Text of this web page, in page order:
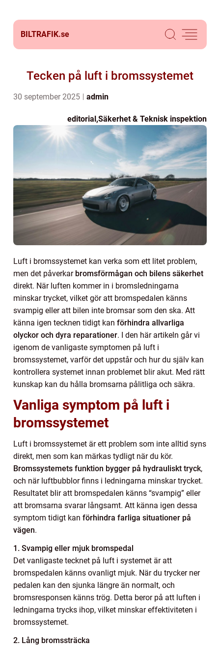
BILTRAFIK.se
Tecken på luft i bromssystemet
30 september 2025 admin
editorial,Säkerhet & Teknisk inspektion
Luft i bromssystemet kan verka som ett litet problem,
men det påverkar bromsförmågan och bilens säkerhet
direkt. När luften kommer in i bromsledningarna
minskar trycket, vilket gör att bromspedalen känns
svampig eller att bilen inte bromsar som den ska. Att
känna igen tecknen tidigt kan förhindra allvarliga
olyckor och dyra reparationer. I den här artikeln går vi
igenom de vanligaste symptomen på luft i
bromssystemet, varför det uppstår och hur du själv kan
kontrollera systemet innan problemet blir akut. Med rätt
kunskap kan du hålla bromsarna pålitliga och säkra.
Vanliga symptom på luft i
bromssystemet
Luft i bromssystemet är ett problem som inte alltid syns
direkt, men som kan märkas tydligt när du kör.
Bromssystemets funktion bygger på hydrauliskt tryck,
och när luftbubblor finns i ledningarna minskar trycket.
Resultatet blir att bromspedalen känns “svampig” eller
att bromsarna svarar långsamt. Att känna igen dessa
symptom tidigt kan förhindra farliga situationer på
vägen.
1. Svampig eller mjuk bromspedal
Det vanligaste tecknet på luft i systemet är att
bromspedalen känns ovanligt mjuk. När du trycker ner
pedalen kan den sjunka längre än normalt, och
bromsresponsen känns trög. Detta beror på att luften i
ledningarna trycks ihop, vilket minskar effektiviteten i
bromssystemet.
2. Lång bromssträcka